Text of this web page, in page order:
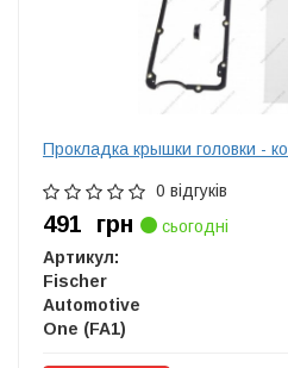
Прокладка крышки головки -
0 відгуків
491 грн
сьогодні
Артикул:
Fischer
Automotive
One (FA1)